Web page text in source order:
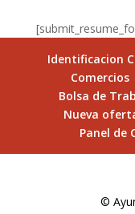
Identificacion
Comercios
Bolsa de
Nueva
Panel de
©